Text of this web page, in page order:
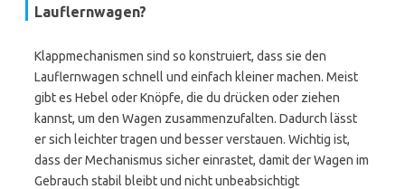
Lauflernwagen?
Klappmechanismen sind so konstruiert, dass sie den
Lauflernwagen schnell und einfach kleiner machen. Meist
gibt es Hebel oder Knöpfe, die du drücken oder ziehen
kannst, um den Wagen zusammenzufalten. Dadurch lässt
er sich leichter tragen und besser verstauen. Wichtig ist,
dass der Mechanismus sicher einrastet, damit der Wagen im
Gebrauch stabil bleibt und nicht unbeabsichtigt